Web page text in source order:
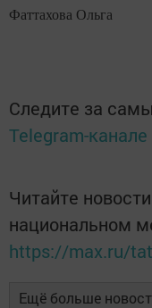
Фаттахова Ольга
Следите за
Telegram-канале
Читайте
национальном
https://max.ru/
Ещё больше